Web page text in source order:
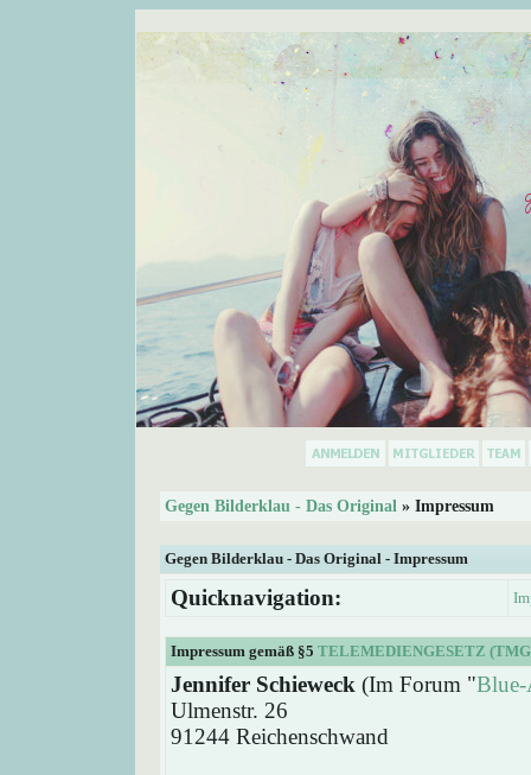
Gegen Bilderklau - Das Original » Impressum
Gegen Bilderklau - Das Original - Impressum
Quicknavigation:
Impressum gemäß §5 TELEMEDIENGESETZ
Jennifer Schieweck (Im Forum "
Ulmenstr. 26
91244 Reichenschwand